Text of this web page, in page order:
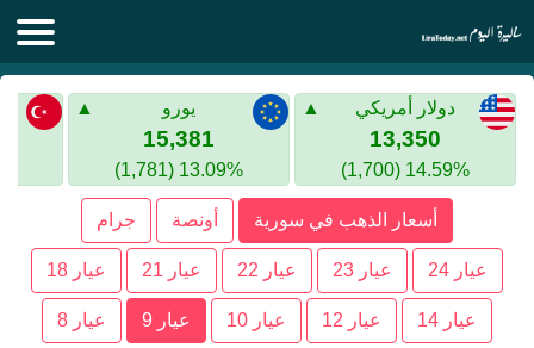
الليرة اليوم
الليرة السورية
الذهب في سوريا
الليرة التركية
الليرة التركية
الذهب في تركيا
اليورو الى الليرة التركية
دولار أمريكي
13,350
14.59% (1,700)
يورو
15,381
13.09% (1,781)
أسعار الذهب في سورية أونصة جرام
عيار 24 عيار 23 عيار 22 عيار 21 عيار 18
عيار 14 عيار 12 عيار 10 عيار 9 عيار 8